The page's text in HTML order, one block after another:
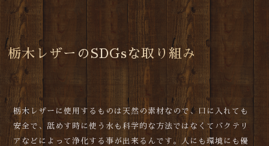
栃木レザーのSDGsな取り組み
栃木レザーに使用するものは天然の素材なので、口に入れても
安全で、舐めす時に使う水も科学的な方法ではなくてバクテリ
アなどによって浄化する事が出来るんです。人にも環境にも優